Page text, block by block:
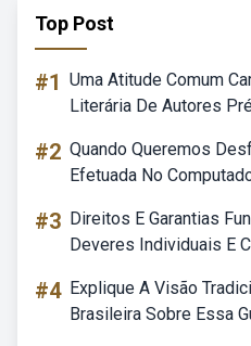
Top Post
#1 Uma Atitude Comum
Literária De Autores
#2 Quando Queremos
Efetuada No
#3 Direitos E Garantias
Deveres Individuais E
#4 Explique A Visão
Brasileira Sobre Essa